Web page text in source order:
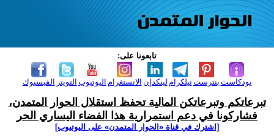
تابعونا على:
الفيسبوك التويتر اليوتيوب الانستغرام لينكدإن تيلكرامبنترست بودكاست
تبرعاتكم وتبرعاتكن المالية تحفظ استقلال الحوار المتمدن،
فشاركونا في دعم استمرارية هذا الفضاء اليساري الحر
[اشترك في قناة ‫«الحوار المتمدن» على اليوتيوب]